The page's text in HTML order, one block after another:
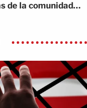
de la comunidad